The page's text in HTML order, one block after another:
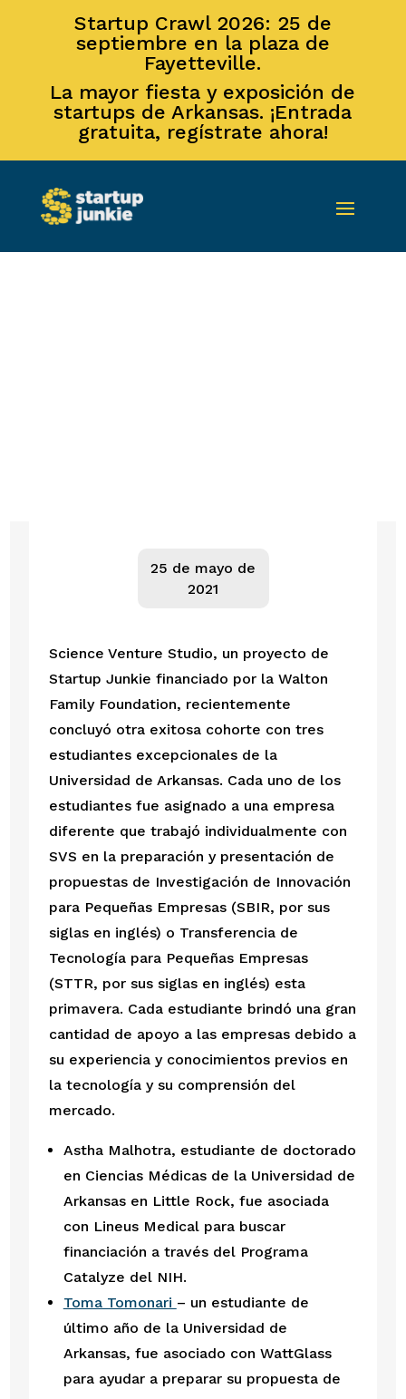
Startup Crawl 2026: 25 de
septiembre en la plaza de
Fayetteville.
La mayor fiesta y exposición de
startups de Arkansas. ¡Entrada
gratuita, regístrate ahora!
25 de mayo de
2021
Science Venture Studio, un proyecto de
Startup Junkie financiado por la Walton
Family Foundation, recientemente
concluyó otra exitosa cohorte con tres
estudiantes excepcionales de la
Universidad de Arkansas. Cada uno de los
estudiantes fue asignado a una empresa
diferente que trabajó individualmente con
SVS en la preparación y presentación de
propuestas de Investigación de Innovación
para Pequeñas Empresas (SBIR, por sus
siglas en inglés) o Transferencia de
Tecnología para Pequeñas Empresas
(STTR, por sus siglas en inglés) esta
primavera. Cada estudiante brindó una gran
cantidad de apoyo a las empresas debido a
su experiencia y conocimientos previos en
la tecnología y su comprensión del
mercado.
Astha Malhotra, estudiante de doctorado
en Ciencias Médicas de la Universidad de
Arkansas en Little Rock, fue asociada
con Lineus Medical para buscar
financiación a través del Programa
Catalyze del NIH.
Toma Tomonari – un estudiante de
último año de la Universidad de
Arkansas, fue asociado con WattGlass
para ayudar a preparar su propuesta de